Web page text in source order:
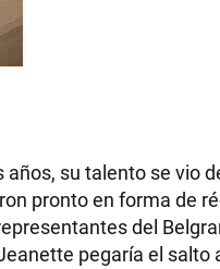
su talento se vio
pronto en forma de
del
pegaría el salto